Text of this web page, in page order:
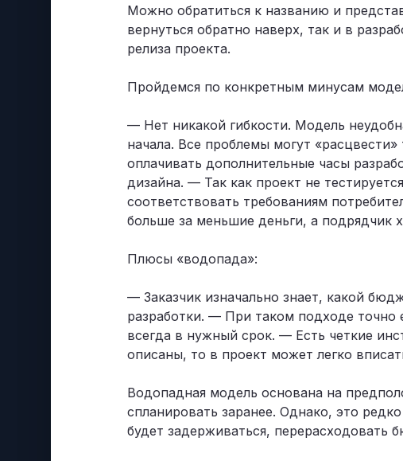
Можно обратиться к названию и
вернуться обратно наверх, так и в
релиза проекта.
Пройдемся по конкретным минусам
— Нет никакой гибкости. Модель
начала. Все проблемы могут
оплачивать дополнительные часы
дизайна. — Так как проект не
соответствовать требованиям
больше за меньшие деньги, а подрядчик
Плюсы «водопада»:
— Заказчик изначально знает, какой
разработки. — При таком подходе точно
всегда в нужный срок. — Есть четкие
описаны, то в проект может легко
Водопадная модель основана на
спланировать заранее. Однако, это
будет задерживаться, перерасходовать